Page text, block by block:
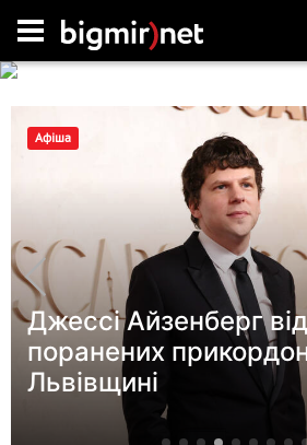
Новини
Зеленський обговорив
Драпатим оборону
антибалістику та
ЗСУ